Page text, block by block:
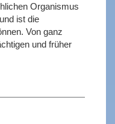
Organismus
ist die
Von ganz
und früher